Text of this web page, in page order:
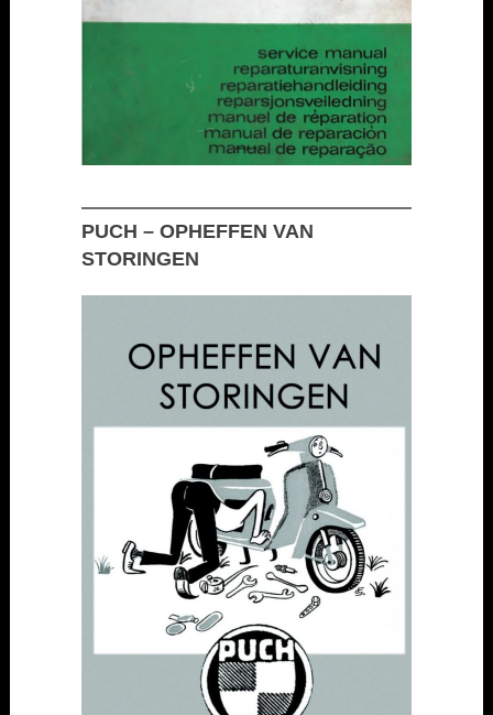
PUCH – OPHEFFEN VAN
STORINGEN